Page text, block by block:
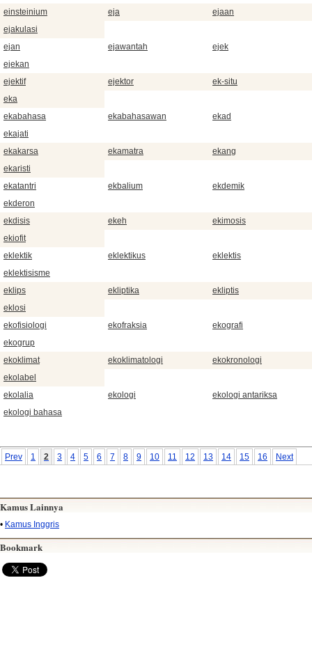
einsteinium
eja
ejaan
ejakulasi
ejan
ejawantah
ejek
ejekan
ejektif
ejektor
ek-situ
eka
ekabahasa
ekabahasawan
ekad
ekajati
ekakarsa
ekamatra
ekang
ekaristi
ekatantri
ekbalium
ekdemik
ekderon
ekdisis
ekeh
ekimosis
ekiofit
eklektik
eklektikus
eklektis
eklektisisme
eklips
ekliptika
ekliptis
eklosi
ekofisiologi
ekofraksia
ekografi
ekogrup
ekoklimat
ekoklimatologi
ekokronologi
ekolabel
ekolalia
ekologi
ekologi antariksa
ekologi bahasa
Prev 1 2 3 4 5 6 7 8 9 10 11 12 13 14 15 16 Next
Kamus Lainnya
• Kamus Inggris
Bookmark